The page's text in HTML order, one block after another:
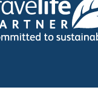
EXCURSIONS
NUMÉRIQUE